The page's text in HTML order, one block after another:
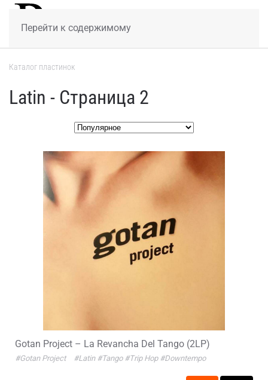
Перейти к содержимому
Каталог пластинок
Latin - Страница 2
Gotan Project – La Revancha Del Tango (2LP)
#Gotan Project #Latin #Tango #Trip Hop #Downtempo